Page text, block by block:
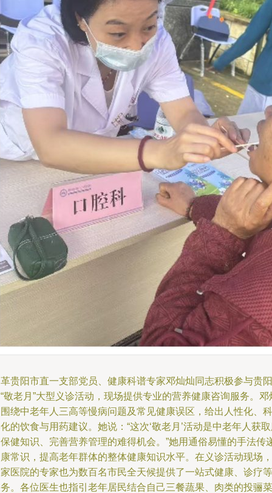
贵阳市直一支部党员、健康科谱专家邓灿灿同志积极参与贵阳
敬老月”大型义诊活动，现场提供专业的营养健康咨询服务。邓
绕中老年人三高等慢病问题及常见健康误区，给出人性化、科
的饮食与用药建议。她说：“这次‘敬老月’活动是中老年人获
健知识、完善营养管理的难得机会。”她用通俗易懂的手法传
常识，提高老年群体的整体健康知识水平。在义诊活动现场，
医院的专家也为数百名市民全天候提供了一站式健康、诊疗等
。各位医生也指引老年居民结合自己三餐蔬果、肉类的投骊菜